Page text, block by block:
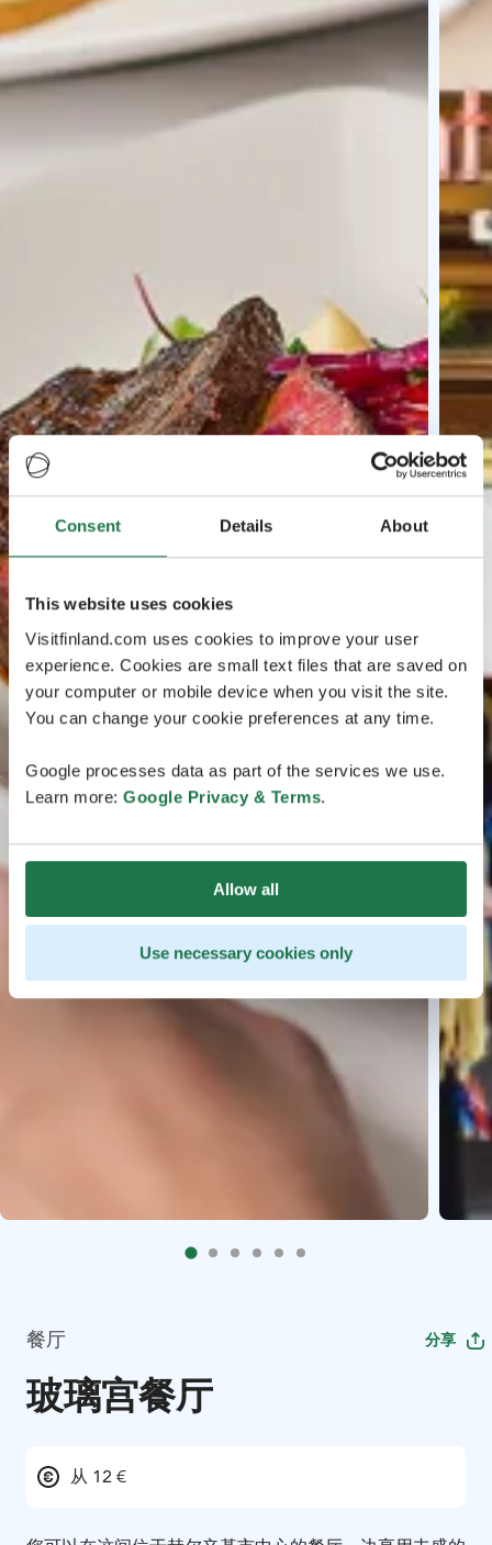
Consent Details About
This website uses cookies
Visitfinland.com uses cookies to improve your user
experience. Cookies are small text files that are saved on
your computer or mobile device when you visit the site.
You can change your cookie preferences at any time.
Google processes data as part of the services we use.
Learn more: Google Privacy & Terms.
Allow all
Use necessary cookies only
餐厅 分享
玻璃宫餐厅
从 12 €